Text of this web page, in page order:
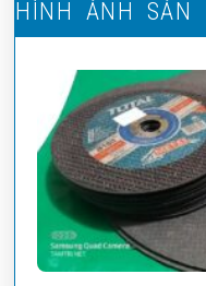
H N H ẢN H SẢ N